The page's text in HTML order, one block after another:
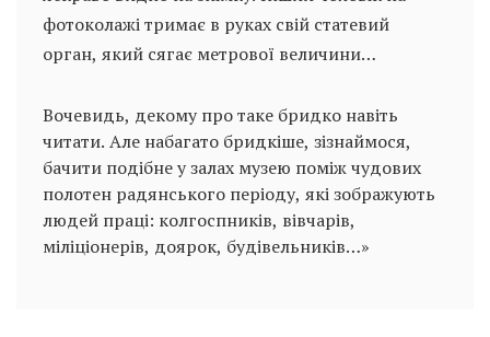
фотоколажі тримає в руках свій статевий
орган, який сягає метрової величини…
Вочевидь, декому про таке бридко навіть
читати. Але набагато бридкіше, зізнаймося,
бачити подібне у залах музею поміж чудових
полотен радянського періоду, які зображують
людей праці: колгоспників, вівчарів,
міліціонерів, доярок, будівельників…»